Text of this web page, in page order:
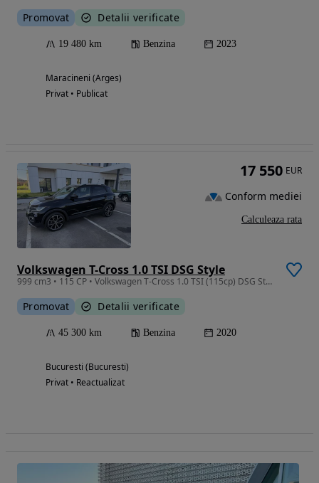
Promovat Detalii verificate
19 480 km Benzina 2023
Maracineni (Arges)
Privat • Publicat
Volkswagen T-Cross 1.0 TSI DSG Style
999 cm3 • 115 CP • Volkswagen T-Cross 1.0 TSI (115cp) DSG Style, 45300 km, CASCO 6 luni
Promovat Detalii verificate
45 300 km Benzina 2020
Bucuresti (Bucuresti)
Privat • Reactualizat
17 550 EUR
Conform mediei
Calculeaza rata